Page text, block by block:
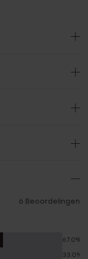
6 Beoordelingen
67.0%
33.0%